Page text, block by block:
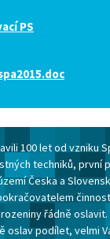
PS
100 let od vzniku
techniků, první
Česka a
řádně oslavit.
oslav podílet, velmi